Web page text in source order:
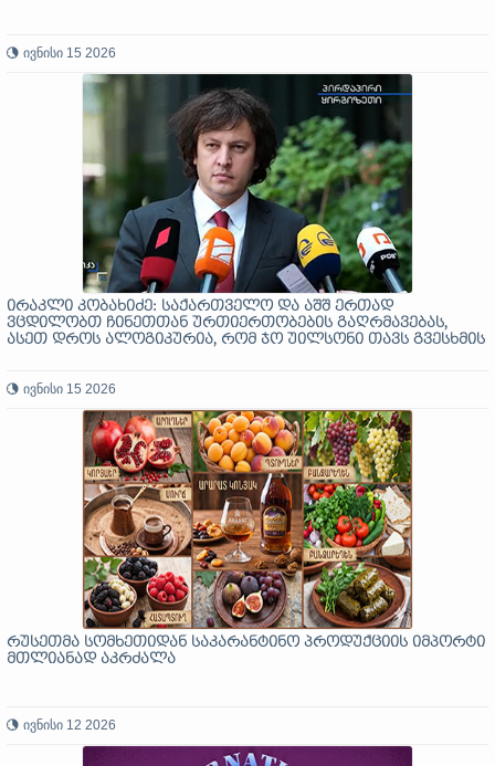
ივნისი 15 2026
ირაკლი კობახიძე: საქართველო და აშშ ერთად
ვცდილობთ ჩინეთთან ურთიერთობების გაღრმავებას,
ასეთ დროს ალოგიკურია, რომ ჯო უილსონი თავს გვესხმის
ივნისი 15 2026
რუსეთმა სომხეთიდან საკარანტინო პროდუქციის იმპორტი
მთლიანად აკრძალა
ივნისი 12 2026